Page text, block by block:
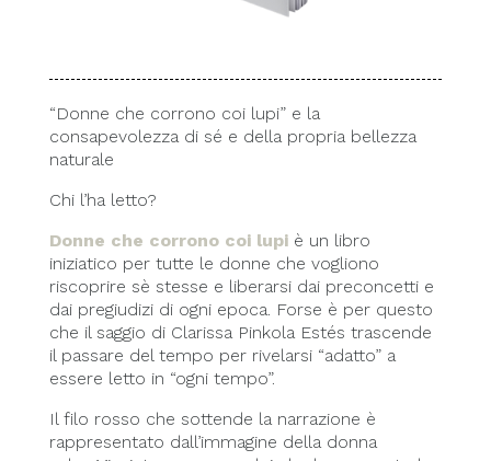
“Donne che corrono coi lupi” e la
consapevolezza di sé e della propria bellezza
naturale
Chi l’ha letto?
Donne che corrono coi lupiè un libro
iniziatico per tutte le donne che vogliono
riscoprire sè stesse e liberarsi dai preconcetti e
dai pregiudizi di ogni epoca. Forse è per questo
che il saggio di Clarissa Pinkola Estés trascende
il passare del tempo per rivelarsi “adatto” a
essere letto in “ogni tempo”.
Il filo rosso che sottende la narrazione è
rappresentato dall’immagine della donna